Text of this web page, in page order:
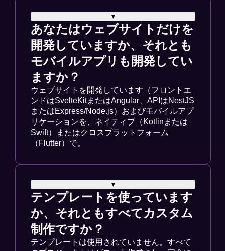
▼
あなたはウェブサイトだけを
開発していますか、それとも
モバイルアプリも開発してい
ますか？
ウェブサイトを開発しています（フロントエ
ンドはSvelteKitまたはAngular、APIはNestJS
またはExpress/Node.js）およびモバイルアプ
リケーションを、ネイティブ（Kotlinまたは
Swift）またはクロスプラットフォーム
（Flutter）で。
▼
テンプレートを使っています
か、それともすべてカスタム
制作ですか？
テンプレートは使用されていません。すべて